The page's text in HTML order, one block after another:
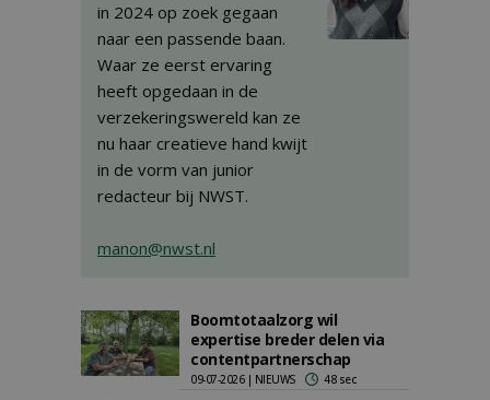
in 2024 op zoek gegaan
naar een passende baan.
Waar ze eerst ervaring
heeft opgedaan in de
verzekeringswereld kan ze
nu haar creatieve hand kwijt
in de vorm van junior
redacteur bij NWST.
manon@nwst.nl
Boomtotaalzorg wil
expertise breder delen via
contentpartnerschap
09-07-2026 | NIEUWS 48 sec